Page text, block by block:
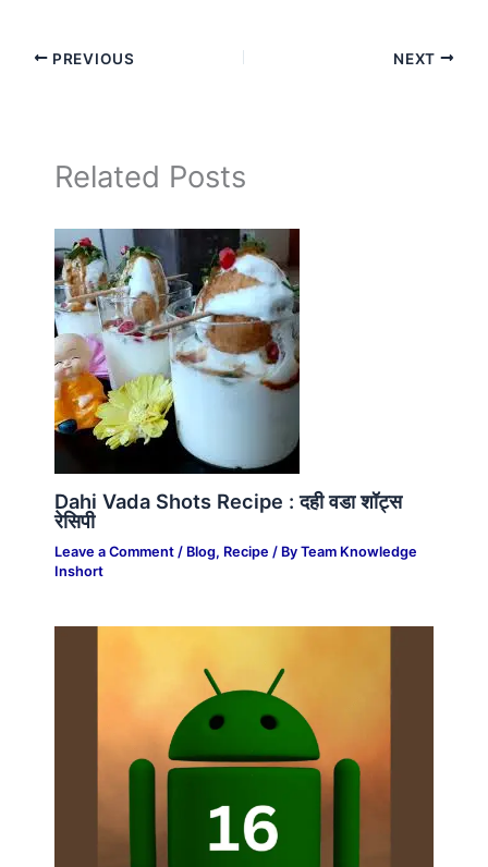
PREVIOUS NEXT
Related Posts
Dahi Vada Shots Recipe : दही वडा शॉट्स
रेसिपी
Leave a Comment / Blog, Recipe / By Team Knowledge
Inshort